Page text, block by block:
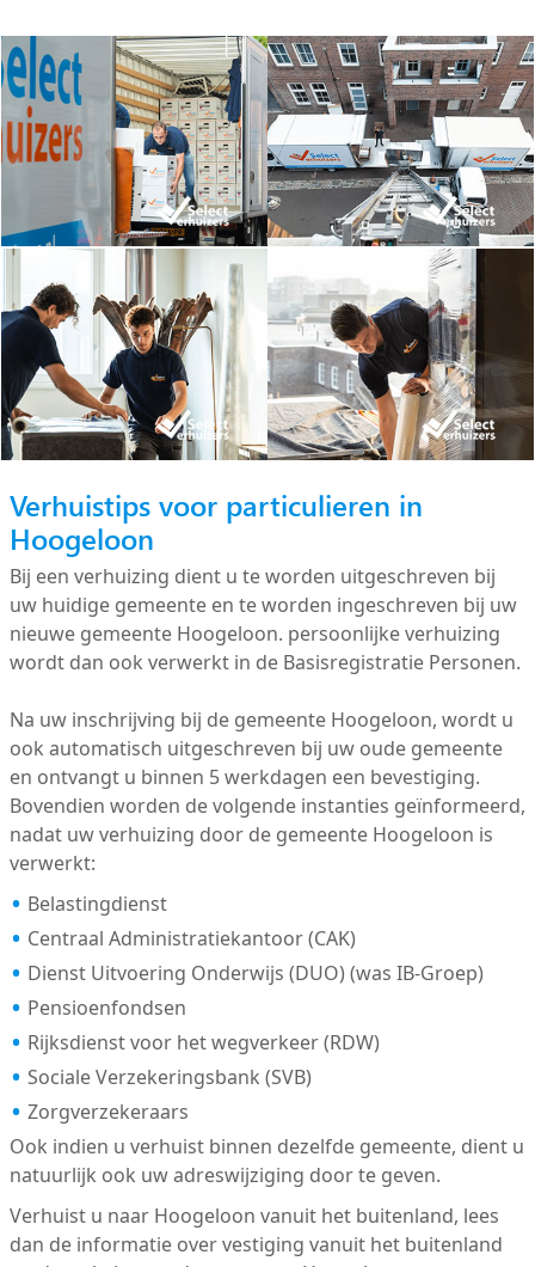
Verhuistips voor particulieren in
Hoogeloon
Bij een verhuizing dient u te worden uitgeschreven bij
uw huidige gemeente en te worden ingeschreven bij uw
nieuwe gemeente Hoogeloon. persoonlijke verhuizing
wordt dan ook verwerkt in de Basisregistratie Personen.
Na uw inschrijving bij de gemeente Hoogeloon, wordt u
ook automatisch uitgeschreven bij uw oude gemeente
en ontvangt u binnen 5 werkdagen een bevestiging.
Bovendien worden de volgende instanties geïnformeerd,
nadat uw verhuizing door de gemeente Hoogeloon is
verwerkt:
Belastingdienst
Centraal Administratiekantoor (CAK)
Dienst Uitvoering Onderwijs (DUO) (was IB-Groep)
Pensioenfondsen
Rijksdienst voor het wegverkeer (RDW)
Sociale Verzekeringsbank (SVB)
Zorgverzekeraars
Ook indien u verhuist binnen dezelfde gemeente, dient u
natuurlijk ook uw adreswijziging door te geven.
Verhuist u naar Hoogeloon vanuit het buitenland, lees
dan de informatie over vestiging vanuit het buitenland